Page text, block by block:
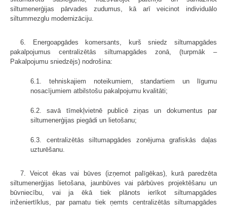
siltumenerģijas pārvades zudumus, kā arī veicinot individuālo
siltummezglu modernizāciju.
6. Energoapgādes komersants, kurš sniedz siltumapgādes
pakalpojumus centralizētās siltumapgādes zonā, (turpmāk –
Pakalpojumu sniedzējs) nodrošina:
6.1. tehniskajiem noteikumiem, standartiem un līgumu
nosacījumiem atbilstošu pakalpojumu kvalitāti;
6.2. savā tīmekļvietnē publicē ziņas un dokumentus par
siltumenerģijas piegādi un lietošanu;
6.3. centralizētās siltumapgādes zonējuma grafiskās daļas
uzturēšanu.
7. Veicot ēkas vai būves (izņemot palīgēkas), kurā paredzēta
siltumenerģijas lietošana, jaunbūves vai pārbūves projektēšanu un
būvniecību, vai ja ēkā tiek plānots ierīkot siltumapgādes
inženiertīklus, par pamatu tiek ņemts centralizētās siltumapgādes